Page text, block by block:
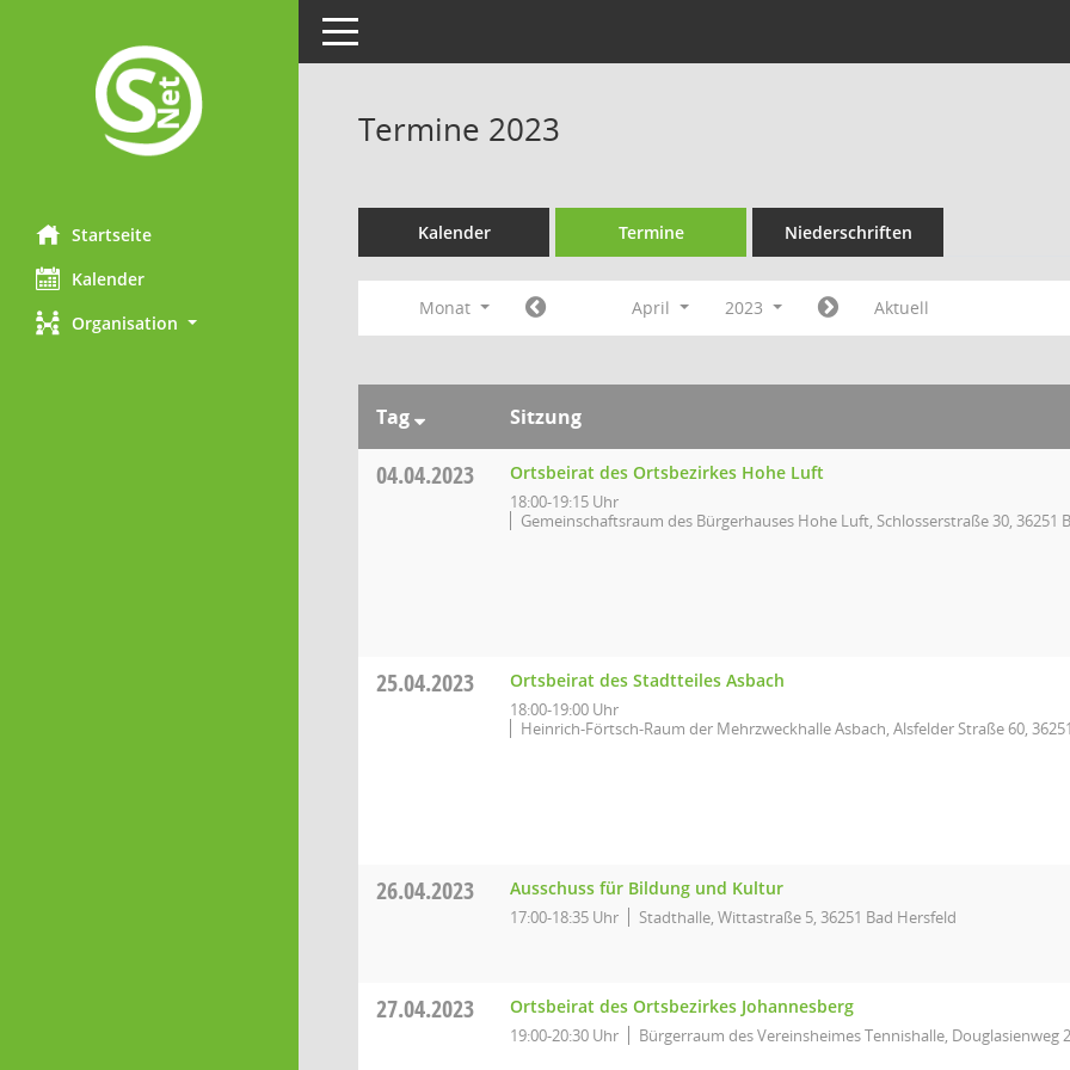
Startseite
Kalender
Organisation
Toggle navigation
Termine 2023
Kalender Termine Niederschriften
Monat April 2023 Aktuell
Tag Sitzung
04.04.2023 Ortsbeirat des Ortsbezirkes Hohe Luft
18:00-19:15 Uhr
Gemeinschaftsraum des Bürgerhauses Hohe Luft, Schlosserstraße 30, 36251
25.04.2023 Ortsbeirat des Stadtteiles Asbach
18:00-19:00 Uhr
Heinrich-Förtsch-Raum der Mehrzweckhalle Asbach, Alsfelder Straße 60,
26.04.2023 Ausschuss für Bildung und Kultur
17:00-18:35 Uhr Stadthalle, Wittastraße 5, 36251 Bad Hersfeld
27.04.2023 Ortsbeirat des Ortsbezirkes Johannesberg
19:00-20:30 Uhr Bürgerraum des Vereinsheimes Tennishalle, Douglasienweg